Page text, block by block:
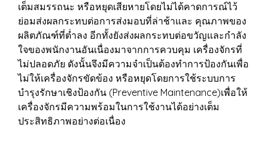
เต็มสมรรถนะ หรือหยุดเสียหายโดยไม่ได้คาดการณ์ไว้
ย่อมส่งผลกระทบต่อการส่งมอบที่ล่าช้าและ คุณภาพของ
ผลิตภัณฑ์ที่ต่ำลง อีกทั้งยังส่งผลกระทบต่อขวัญและกำลัง
ใจของพนักงานอันเนื่องมาจากการควบคุม เครื่องจักรที่
ไม่ปลอดภัย ดังนั้นจึงมีความจำเป็นต้องทำการป้องกันเพื่อ
ไม่ให้เครื่องจักรขัดข้อง หรือหยุดโดยการใช้ระบบการ
บำรุงรักษาเชิงป้องกัน (Preventive Maintenance)เพื่อให้
เครื่องจักรมีความพร้อมในการใช้งานได้อย่างเต็ม
ประสิทธิภาพอย่างต่อเนื่อง